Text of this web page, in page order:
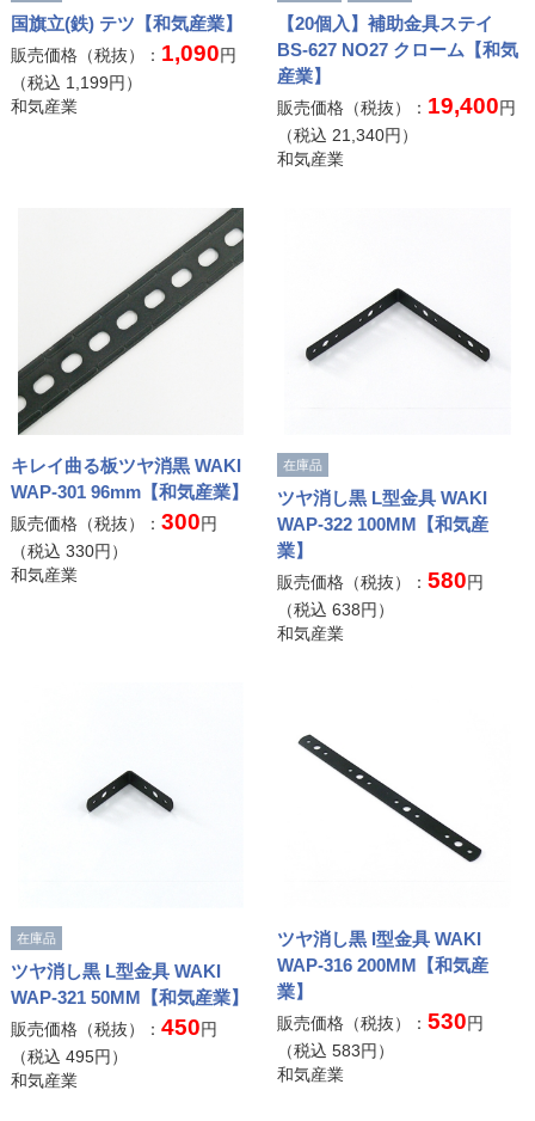
国旗立(鉄) テツ【和気産業】
販売価格（税抜）： 1,090円
（税込 1,199円）
和気産業
【20個入】補助金具ステイ
BS-627 NO27 クローム【和気
産業】
販売価格（税抜）： 19,400円
（税込 21,340円）
和気産業
キレイ曲る板ツヤ消黒 WAKI
WAP-301 96mm【和気産業】
販売価格（税抜）： 300円
（税込 330円）
和気産業
在庫品
ツヤ消し黒 L型金具 WAKI
WAP-322 100MM【和気産
業】
販売価格（税抜）：580円
（税込638円）
和気産業
在庫品
ツヤ消し黒 L型金具 WAKI
WAP-321 50MM【和気産業】
販売価格（税抜）： 450円
（税込 495円）
和気産業
ツヤ消し黒 I型金具 WAKI
WAP-316 200MM【和気産
業】
販売価格（税抜）：530円
（税込583円）
和気産業